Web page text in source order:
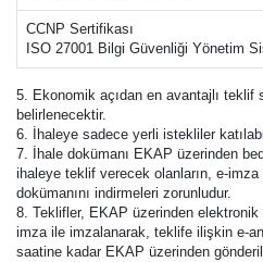
CCNP Sertifikası
ISO 27001 Bilgi Güvenliği Yönetim
5. Ekonomik açıdan en avantajlı teklif
belirlenecektir.
6. İhaleye sadece yerli istekliler
7. İhale dokümanı EKAP üzerinden
ihaleye teklif verecek olanların, e-
dokümanını indirmeleri zorunludur.
8. Teklifler, EKAP üzerinden elektronik
imza ile imzalanarak, teklife ilişkin e-
saatine kadar EKAP üzerinden